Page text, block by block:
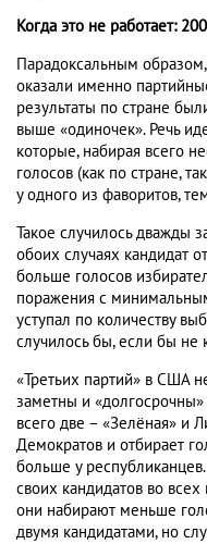
Когда это не работает:
Парадоксальным
оказали именно
результаты по стране
выше «одиночек». Речь
которые, набирая всего
голосов (как по стране,
у одного из фаворитов,
Такое случилось дважды
обоих случаях кандидат
больше голосов
поражения с
уступал по количеству
случилось бы, если бы не
«Третьих партий» в США
заметны и
всего две – «Зелёная» и
Демократов и отбирает
больше у
своих кандидатов во
они набирают меньше
двумя кандидатами, но